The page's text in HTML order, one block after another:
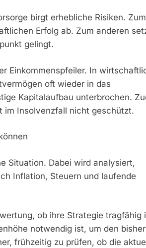
birgt erhebliche Risiken. Zum
Erfolg ab. Zum anderen
gelingt.
Einkommenspfeiler. In
oft wieder in das
Kapitalaufbau unterbrochen.
im Insolvenzfall nicht geschützt.
Situation. Dabei wird analysiert,
Inflation, Steuern und laufende
ob ihre Strategie tragfähig
notwendig ist, um den
frühzeitig zu prüfen, ob die